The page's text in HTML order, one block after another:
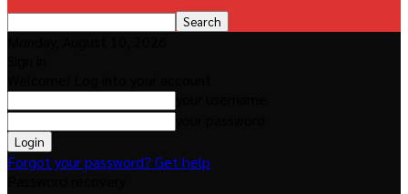
Forgot your password? Get help